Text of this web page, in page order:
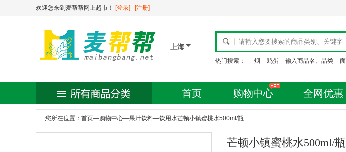
欢迎您来到麦帮帮网上超市！ [登录] [注册]
上海
热门搜索： 烟 鸡蛋 输入商品名、品类 面
首页 购物中心 全网优惠
您所在位置： 首页—购物中心—果汁饮料—饮用水芒顿小镇蜜桃水500ml/瓶
芒顿小镇蜜桃水500ml/瓶